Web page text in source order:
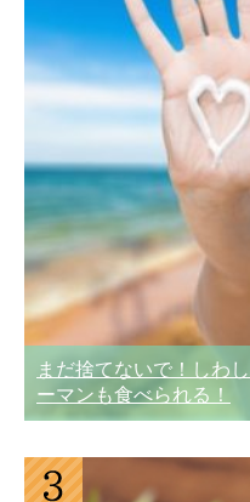
まだ捨てないで！しわ
ーマンも食べられる！